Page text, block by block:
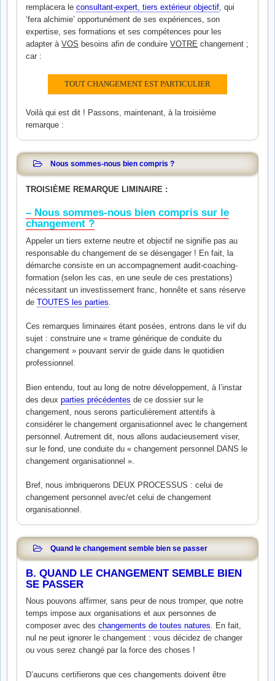
remplacera le consultant-expert, tiers extérieur objectif , qui
‘fera alchimie’ opportunément de ses expériences, son
expertise, ses formations et ses compétences pour les
adapter à VOS besoins afin de conduire VOTRE changement ;
car :
TOUT CHANGEMENT EST PARTICULIER
Voilà qui est dit ! Passons, maintenant, à la troisième
remarque :
Nous sommes-nous bien compris ?
TROISIÈME REMARQUE LIMINAIRE :
– Nous sommes-nous bien compris sur le
changement ?
Appeler un tiers externe neutre et objectif ne signifie pas au
responsable du changement de se désengager ! En fait, la
démarche consiste en un accompagnement audit-coaching-
formation (selon les cas, en une seule de ces prestations)
nécessitant un investissement franc, honnête et sans réserve
de TOUTES les parties
Ces remarques liminaires étant posées, entrons dans le vif du
sujet : construire une « trame générique de conduite du
changement » pouvant servir de guide dans le quotidien
professionnel.
Bien entendu, tout au long de notre développement, à l’instar
des deux parties précédentes de ce dossier sur le
changement, nous serons particulièrement attentifs à
considérer le changement organisationnel avec le changement
personnel. Autrement dit, nous allons audacieusement viser,
sur le fond, une conduite du « changement personnel DANS le
changement organisationnel ».
Bref, nous imbriquerons DEUX PROCESSUS : celui de
changement personnel avec/et celui de changement
organisationnel.
Quand le changement semble bien se passer
B. QUAND LE CHANGEMENT SEMBLE BIEN
SE PASSER
Nous pouvons affirmer, sans peur de nous tromper, que notre
temps impose aux organisations et aux personnes de
composer avec des changements de toutes natures. En fait,
nul ne peut ignorer le changement : vous décidez de changer
ou vous serez changé par la force des choses !
D’aucuns certifierons que ces changements doivent être